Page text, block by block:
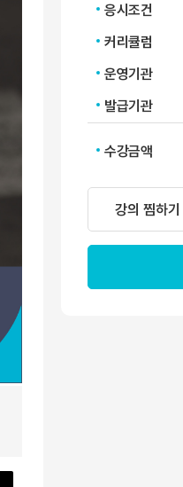
응시조건
커리큘럼
운영기관
발급기관
수강금액
강의 찜하기